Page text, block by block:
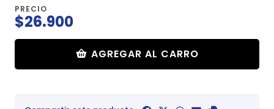
PRECIO
$26.900
AGREGAR AL CARRO